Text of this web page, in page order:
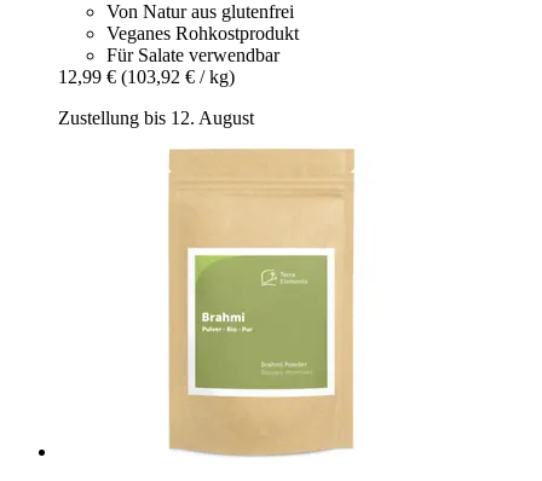
Von Natur aus glutenfrei
Veganes Rohkostprodukt
Für Salate verwendbar
12,99 € (103,92 € / kg)
Zustellung bis 12. August